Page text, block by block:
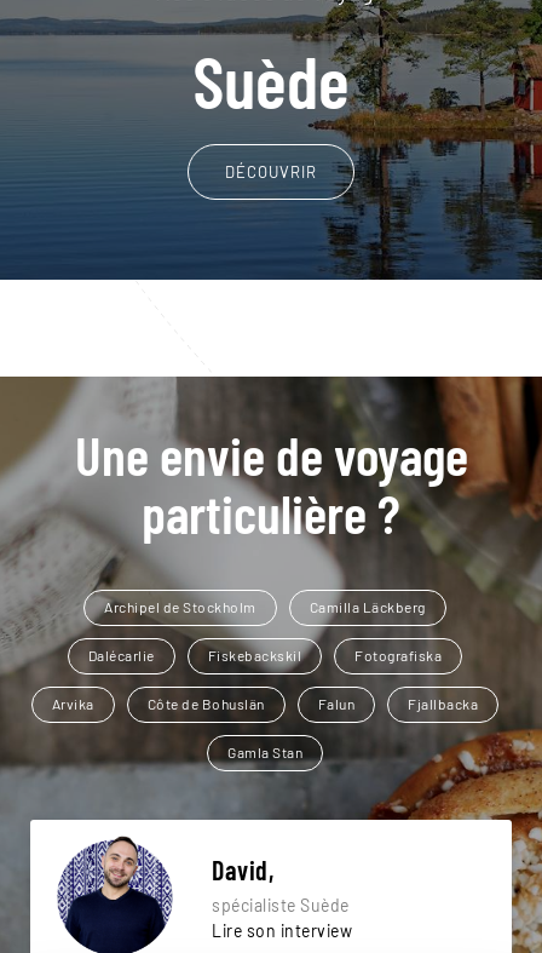
Suède
DÉCOUVRIR
Une envie de voyage
particulière ?
Archipel de Stockholm Camilla Läckberg
Dalécarlie Fiskebackskil Fotografiska
Arvika Côte de Bohuslän Falun Fjallbacka
Gamla Stan
David,
spécialiste Suède
Lire son interview